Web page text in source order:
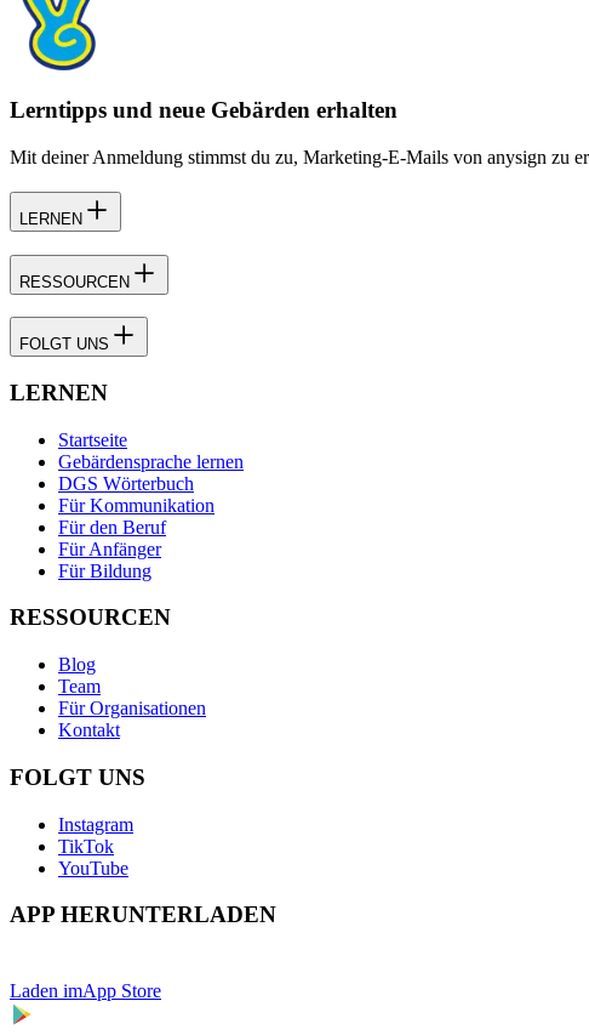
Lerntipps und neue Gebärden erhalten
Mit deiner Anmeldung stimmst du zu, Marketing-E-Mails von anysign zu
LERNEN
RESSOURCEN
FOLGT UNS
LERNEN
Startseite
Gebärdensprache lernen
DGS Wörterbuch
Für Kommunikation
Für den Beruf
Für Anfänger
Für Bildung
RESSOURCEN
Blog
Team
Für Organisationen
Kontakt
FOLGT UNS
Instagram
TikTok
YouTube
APP HERUNTERLADEN
Laden imApp Store